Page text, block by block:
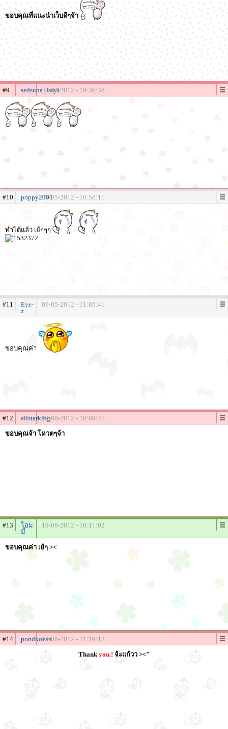
ขอบคุณที่แนะนำเว็บดีๆจ้า
#9 sedsuna_IssyI30-03-2012 - 19:36:38
#10 poppy200109-05-2012 - 10:58:11
ทำได้แล้ว เย้ๆๆๆ
#11
Eye-
z
09-05-2012 - 11:05:41
ขอบคุณค่า
#12 allstarking19-08-2012 - 10:09:27
ขอบคุณจ้า โหวตๆจ้า
#13
โอม
มี่
19-08-2012 - 10:11:02
ขอบคุณค่า เย้ๆ ><
#14 pondkoean19-08-2012 - 11:19:13
Thankyou.! จ้ะแก้วว ><"